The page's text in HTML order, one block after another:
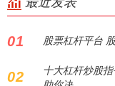
01 股票杠杆平台
02
十大杠杆炒股